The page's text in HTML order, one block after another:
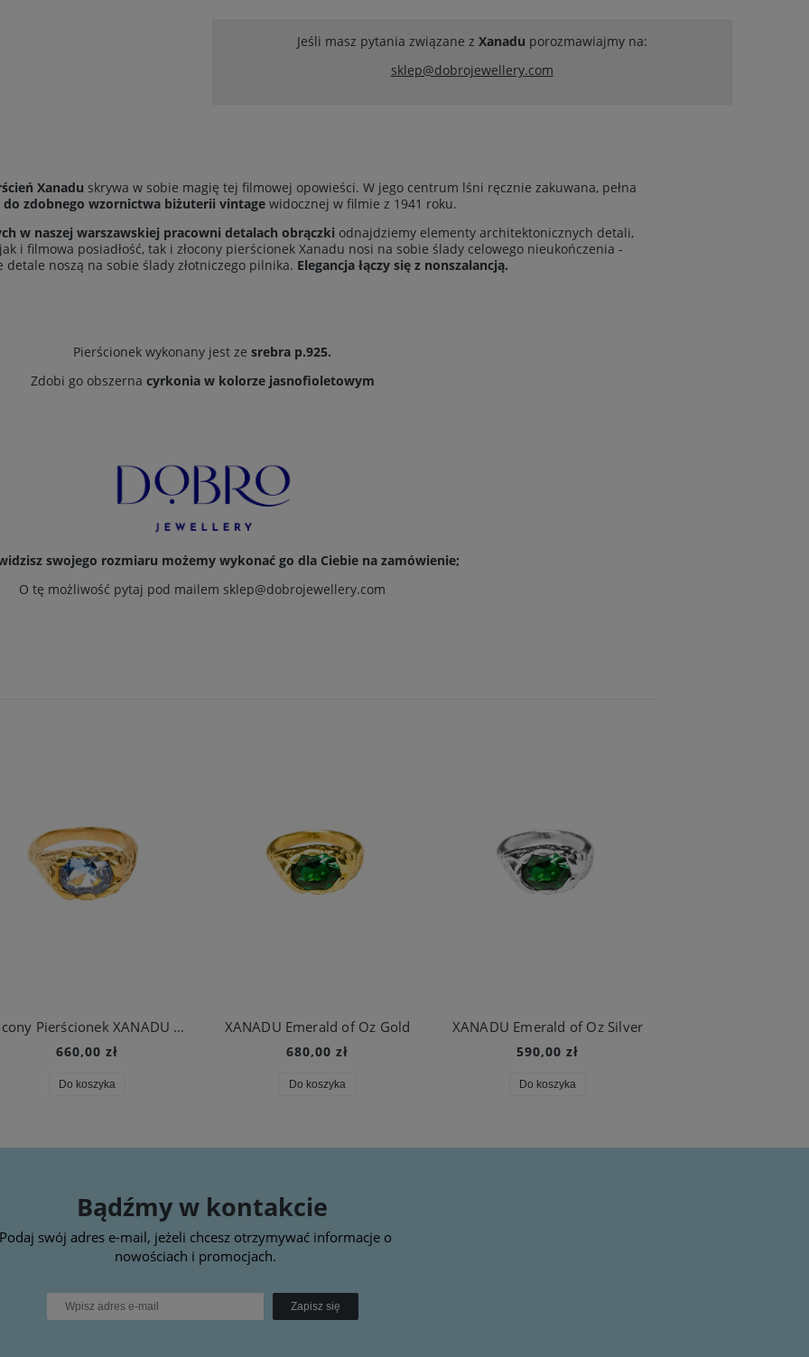
Jeśli masz pytania związane z Xanadu porozmawiajmy na:
sklep@dobrojewellery.com
Xanadu skrywa w sobie magię tej filmowej opowieści. W jego centrum lśni ręcznie zakuwana, pełna
do zdobnego wzornictwa biżuterii vintage widocznej w filmie z 1941 roku.
w naszej warszawskiej pracowni detalach obrączki odnajdziemy elementy architektonicznych detali,
i filmowa posiadłość, tak i złocony pierścionek Xanadu nosi na sobie ślady celowego nieukończenia -
noszą na sobie ślady złotniczego pilnika. Elegancja łączy się z nonszalancją.
Pierścionek wykonany jest ze srebra p.925.
Zdobi go obszerna cyrkonia w kolorze jasnofioletowym
swojego rozmiaru możemy wykonać go dla Ciebie na zamówienie;
O tę możliwość pytaj pod mailem sklep@dobrojewellery.com
Złocony Pierścionek XANADU Aqua
660,00 zł
Do koszyka
XANADU Emerald of Oz Gold
680,00 zł
Do koszyka
XANADU Emerald of Oz Silver
590,00 zł
Do koszyka
Bądźmy w kontakcie
Podaj swój adres e-mail, jeżeli chcesz otrzymywać informacje o
nowościach i promocjach.
Zapisz się